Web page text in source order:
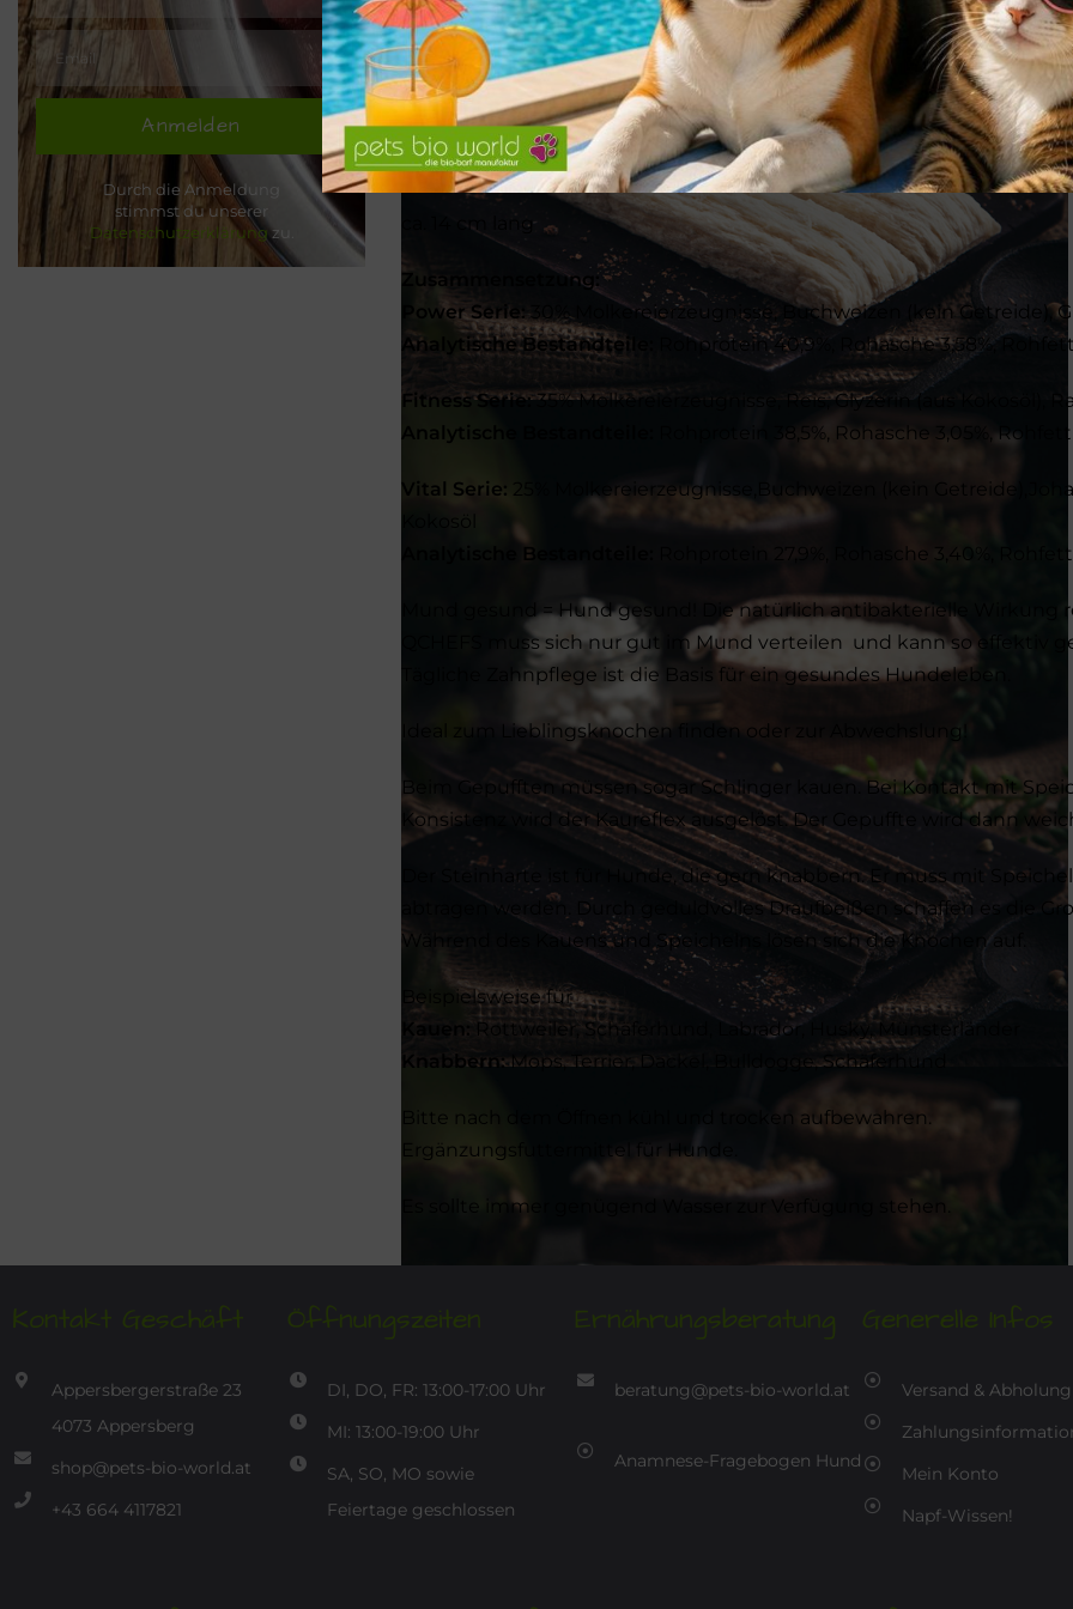
Anmelden
Durch die Anmeldung
stimmst du unserer
Datenschutzerklärungzu.
Sorten:
– Gepuffter Buchweizen (kein Getreide)
– Gepuffter Buchweizen + Johannisbrot – fruchtiger Geschmack
– Gepuffter Reis mit extra Käse
– Steinharter Buchweizen
ca. 14 cm lang
Zusammensetzung:
Power Serie:
30% Molkereierzeugnisse, Buchweizen (kein Getreide),
Analytische Bestandteile:
Rohprotein 40,9%, Rohasche 3,58%,
Fitness Serie:35% Molkereierzeugnisse, Reis, Glyzerin (aus Kokosöl),
Rohprotein 38,5%, Rohasche 3,05%,
Vital Serie: 25% Molkereierzeugnisse,Buchweizen (kein
Analytische Bestandteile:
Rohprotein 27,9%, Rohasche 3,40%,
Mund gesund = Hund gesund! Die natürlich antibakterielle
QCHEFS muss sich nur gut im Mund verteilen und kann so effektiv
Tägliche Zahnpflege ist die Basis für ein gesundes Hundeleben.
Ideal zum Lieblingsknochen finden oder zur Abwechslung!
Beim Gepufften müssen sogar Schlinger kauen. Bei Kontakt mit
Konsistenz wird der Kaureflex ausgelöst. Der Gepuffte wird dann
Der Steinharte ist für Hunde, die gern knabbern. Er muss mit
abtragen werden. Durch geduldvolles Draufbeißen schaffen es die
Während des Kauens und Speichelns lösen sich die Knochen auf.
Beispielsweise für
Kauen: Rottweiler, Schäferhund, Labrador, Husky, Münsterländer
Knabbern:Mops, Terrier, Dackel, Bulldogge, Schäferhund
Bitte nach dem Öffnen kühl und trocken aufbewahren.
Ergänzungsfuttermittel für Hunde.
Es sollte immer genügend Wasser zur Verfügung stehen.
Kontakt Geschäft
Appersbergerstraße 23
4073 Appersberg
shop@pets-bio-world.at
+43 664 4117821
Öffnungszeiten
DI, DO, FR: 13:00-17:00 Uhr
MI: 13:00-19:00 Uhr
SA, SO, MO sowie
Feiertage geschlossen
Ernährungsberatung
beratung@pets-bio-world.at
Anamnese-Fragebogen Hund
Generelle Infos
Versand & Abholung
Mein Konto
Napf-Wissen!